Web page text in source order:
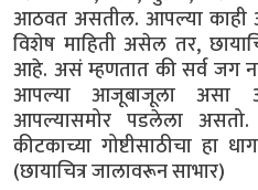
आठवत असतील. आपल्या काही
विशेष माहिती असेल तर,
आहे. असं म्हणतात की सर्व जग
आपल्या आजूबाजूला असा
आपल्यासमोर पडलेला
कीटकाच्या गोष्टीसाठीचा हा
(छायाचित्र जालावरून साभार)